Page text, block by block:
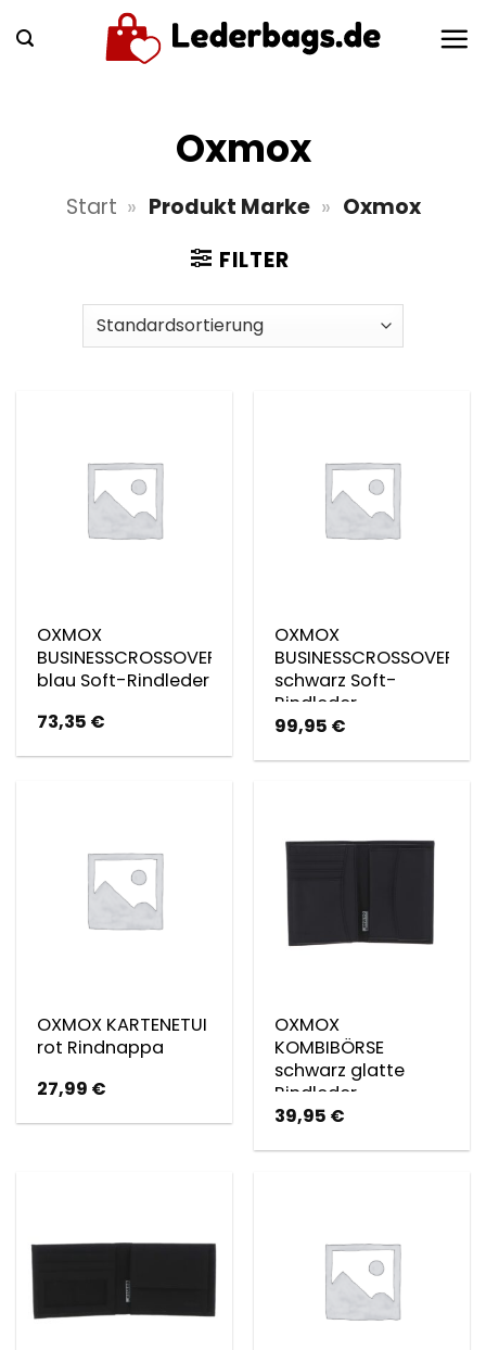
Inhalt
Oxmox
Start » Produkt Marke » Oxmox
FILTER
OXMOX
BUSINESSCROSSOVER
blau Soft-Rindleder
73,35 €
OXMOX
BUSINESSCROSSOVER
schwarz Soft-
Rindleder
99,95 €
OXMOX KARTENETUI
rot Rindnappa
27,99 €
OXMOX
KOMBIBÖRSE
schwarz glatte
Rindleder
39,95 €